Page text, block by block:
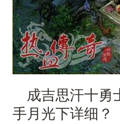
成吉思汗十勇
手月光下详细？